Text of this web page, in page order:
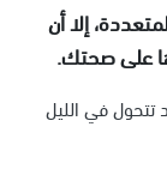
إلا أن
على صحتك.
تتحول في الليل